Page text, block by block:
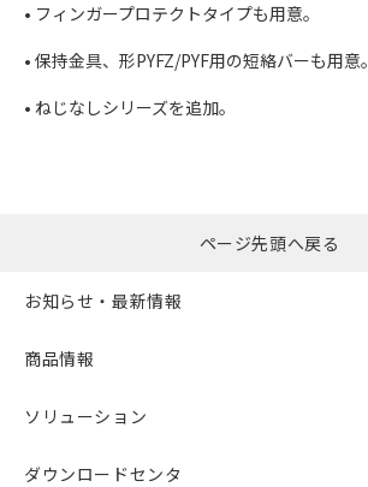
• フィンガープロテクトタイプも用意。
• 保持金具、形PYFZ/PYF用の短絡バーも用意。
• ねじなしシリーズを追加。
ページ先頭へ戻る
お知らせ・最新情報
商品情報
ソリューション
ダウンロードセンタ